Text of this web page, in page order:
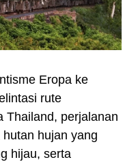
Eropa ke
rute
Thailand, perjalanan
hujan yang
hijau, serta